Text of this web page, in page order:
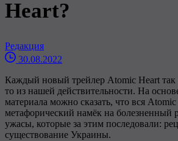
Heart?
Редакция
30.08.2022
Каждый новый трейлер Atomic Heart так
то из нашей действительности. На
материала можно сказать, что вся
метафорический намёк на болезненный
ужасы, которые за этим последовали:
существование Украины.